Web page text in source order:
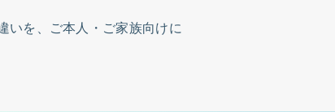
いを、ご本人・ご家族向けに